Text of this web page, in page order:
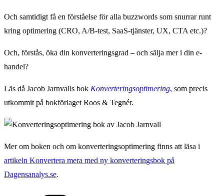
Och samtidigt få en förståelse för alla buzzwords som snurrar runt
kring optimering (CRO, A/B-test, SaaS-tjänster, UX, CTA etc.)?
Och, förstås, öka din konverteringsgrad – och sälja mer i din e-
handel?
Läs då Jacob Jarnvalls bok Konverteringsoptimering, som precis
utkommit på bokförlaget Roos & Tegnér.
Mer om boken och om konverteringsoptimering finns att läsa i
artikeln Konvertera mera med ny konverteringsbok på
Dagensanalys.se.